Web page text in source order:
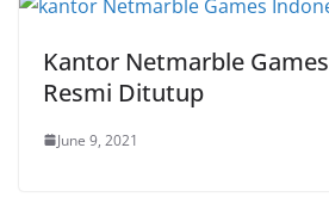
Kantor Netmarble
Resmi Ditutup
June 9, 2021